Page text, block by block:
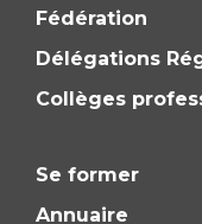
Fédération
Délégations
Collèges
Se former
Annuaire